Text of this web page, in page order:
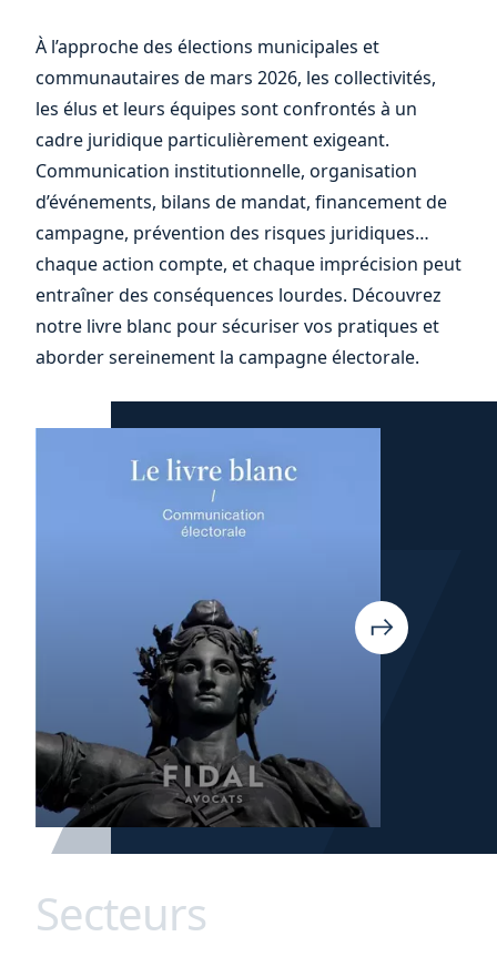
À l’approche des élections municipales et
communautaires de mars 2026, les collectivités,
les élus et leurs équipes sont confrontés à un
cadre juridique particulièrement exigeant.
Communication institutionnelle, organisation
d’événements, bilans de mandat, financement de
campagne, prévention des risques juridiques…
chaque action compte, et chaque imprécision peut
entraîner des conséquences lourdes. Découvrez
notre livre blanc pour sécuriser vos pratiques et
aborder sereinement la campagne électorale.
Secteurs